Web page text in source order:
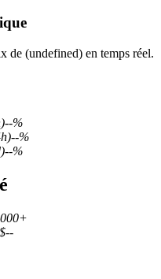
garantie
monnaie
de (undefined) en temps réel.
--%
--%
--%
$--